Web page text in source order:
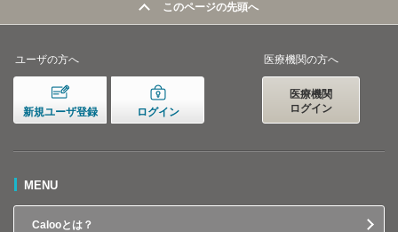
このページの先頭へ
ユーザの方へ
新規ユーザ登録 ログイン
医療機関の方へ
医療機関
ログイン
MENU
Calooとは？